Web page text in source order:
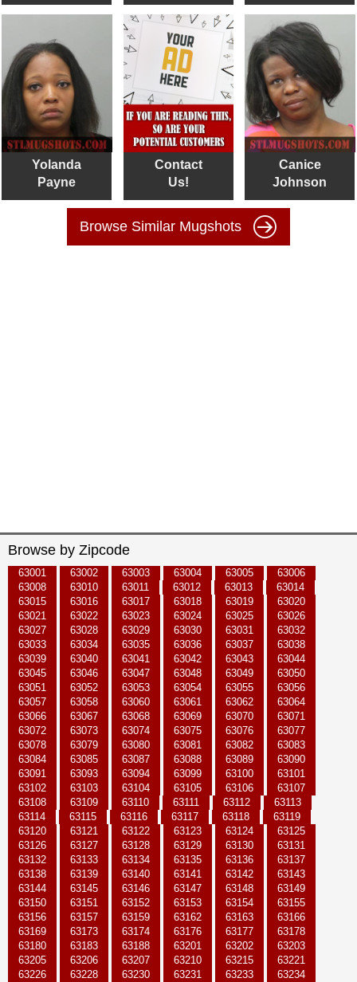
Yolanda
Payne
Contact
Us!
Canice
Johnson
Browse Similar Mugshots
Browse by Zipcode
63001 63002 63003 63004 63005
63006
63008
63010 63011 63012 63013
63014
63015
63016 63017 63018 63019
63020
63021
63022 63023 63024 63025
63026
63027
63028 63029 63030 63031
63032
63033
63034 63035 63036 63037
63038
63039
63040 63041 63042 63043
63044
63045
63046 63047 63048 63049
63050
63051
63052 63053 63054 63055
63056
63057
63058 63060 63061 63062
63064
63066
63067 63068 63069 63070
63071
63072
63073 63074 63075 63076
63077
63078
63079 63080 63081 63082
63083
63084
63085 63087 63088 63089
63090
63091
63093 63094 63099 63100
63101
63102
63103 63104 63105 63106
63107
63108
63109 63110 63111 63112
63113
63114
63115 63116 63117 63118
63119
63120
63121 63122 63123 63124
63125
63126
63127 63128 63129 63130
63131
63132
63133 63134 63135 63136
63137
63138
63139 63140 63141 63142
63143
63144
63145 63146 63147 63148
63149
63150
63151 63152 63153 63154
63155
63156
63157 63159 63162 63163
63166
63169
63173 63174 63176 63177
63178
63180
63183 63188 63201 63202
63203
63205
63206 63207 63210 63215
63221
63226
63228 63230 63231 63233
63234